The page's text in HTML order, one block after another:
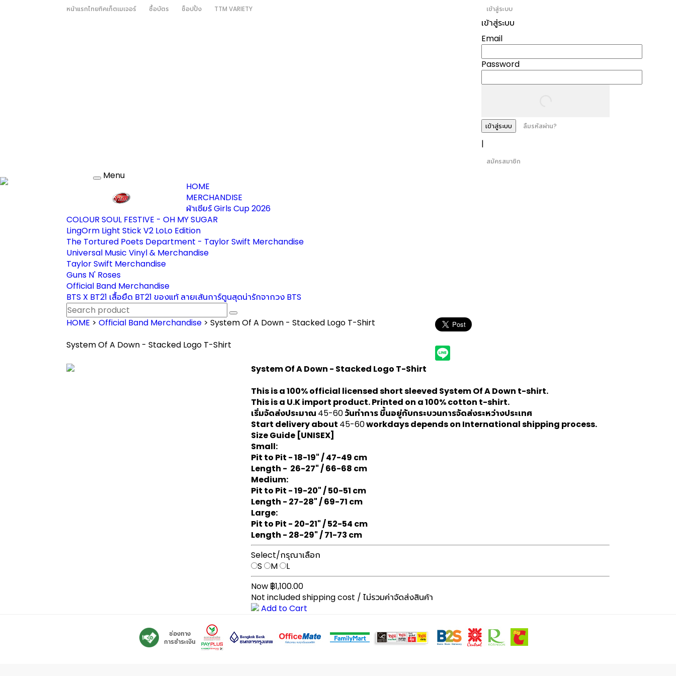
หน้าแรกไทยทิคเก็ตเมเจอร์ ซื้อบัตร ช็อปปิ้ง TTM VARIETY เข้าสู่ระบบ
เข้าสู่ระบบ
Email
Password
เข้าสู่ระบบ ลืมรหัสผ่าน?
|
สมัครสมาชิก
Toggle
Menu
HOME
MERCHANDISE
ผ้าเชียร์ Girls Cup 2026
COLOUR SOUL FESTIVE - OH MY SUGAR
LingOrm Light Stick V2 LoLo Edition
The Tortured Poets Department - Taylor Swift Merchandise
Universal Music Vinyl & Merchandise
Taylor Swift Merchandise
Guns N' Roses
Official Band Merchandise
BTS X BT21 เสื้อยืด BT21 ของแท้ ลายเส้นการ์ตูนสุดน่ารักจากวง BTS
HOME > Official Band Merchandise > System Of A Down - Stacked Logo T-Shirt
System Of A Down - Stacked Logo T-Shirt
System Of A Down - Stacked Logo T-Shirt
This is a 100% official licensed short sleeved System Of A Down t-shirt.
This is a U.K import product. Printed on a 100% cotton t-shirt.
เริ่มจัดส่งประมาณ 45-60วันทำการ ขึ้นอยู่กับกระบวนการจัดส่งระหว่างประเทศ
Start delivery about 45-60workdays depends on International shipping process.
Size Guide [UNISEX]
Small:
Pit to Pit - 18-19" / 47-49 cm
Length - 26-27" / 66-68 cm
Medium:
Pit to Pit - 19-20" / 50-51 cm
Length - 27-28" / 69-71 cm
Large:
Pit to Pit - 20-21" / 52-54 cm
Length - 28-29" / 71-73 cm
Select/กรุณาเลือก
S
M
L
Now ฿1,100.00
Not included shipping cost / ไม่รวมค่าจัดส่งสินค้า
Add to Cart
ช่องทาง
การชำระเงิน